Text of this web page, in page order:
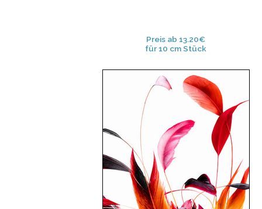
Preis ab 13.20€
für 10 cm Stück